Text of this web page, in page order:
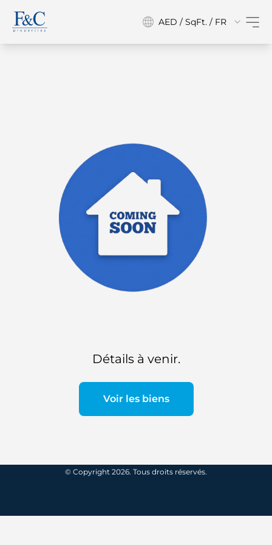
AED / SqFt. / FR
Détails à venir.
Voir les biens
© Copyright 2026. Tous droits réservés.